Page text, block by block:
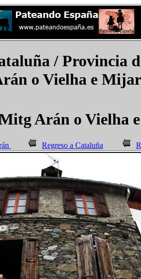
/ Provincia
o Vielha e
Arán o Vielha
Regreso a Cataluña